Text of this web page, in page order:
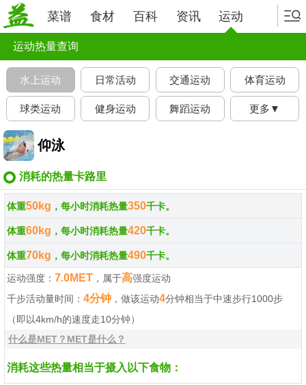
菜谱 食材 百科 资讯 运动
运动热量查询
水上运动 日常活动 交通运动 体育运动
球类运动 健身运动 舞蹈运动 更多▼
仰泳
消耗的热量卡路里
体重50kg ，每小时消耗热量350千卡。
体重60kg ，每小时消耗热量420千卡。
体重70kg ，每小时消耗热量490千卡。
运动强度：7.0MET ，属于高强度运动
千步活动量时间：4分钟 ，做该运动4分钟相当于中速步行1000步
（即以4km/h的速度走10分钟）
什么是MET？MET是什么？
消耗这些热量相当于摄入以下食物：